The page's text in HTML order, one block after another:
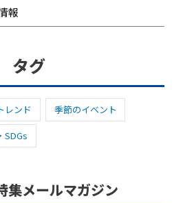
報
タグ
レンド
季節のイベント
SDGs
集メールマガジン